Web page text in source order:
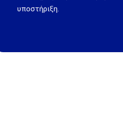
υποστήριξη.